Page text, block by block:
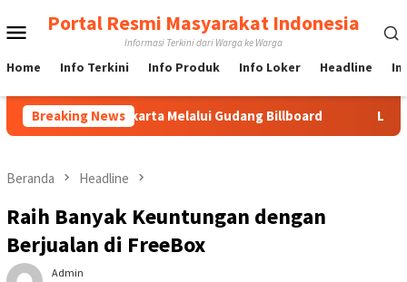
ke
Menu
Mobile
Portal Resmi Masyarakat Indonesia
Informasi Terkini dari Warga ke Warga
Home Info Terkini Info Produk Info Loker Headline
Breaking News
di Jakarta Melalui Gudang Billboard Langkah Cepat
Beranda Headline
Raih Banyak Keuntungan dengan
Berjualan di FreeBox
Admin